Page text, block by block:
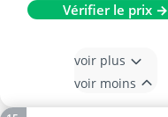
Vérifier le prix →
voir plus
voir moins